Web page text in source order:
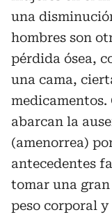
una
hombres son
pérdida ósea,
una cama,
medicamentos.
abarcan la
(amenorrea)
antecedentes
tomar una
peso corporal